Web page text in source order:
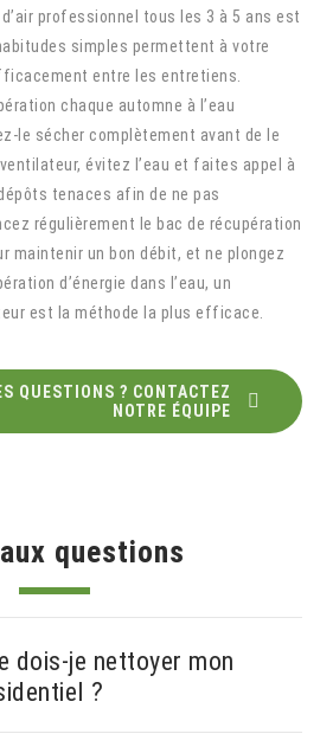
professionnel tous les 3 à 5 ans est
simples permettent à votre
entre les entretiens.
chaque automne à l’eau
le sécher complètement avant de le
évitez l’eau et faites appel à
tenaces afin de ne pas
régulièrement le bac de récupération
maintenir un bon débit, et ne plongez
d’énergie dans l’eau, un
est la méthode la plus efficace.
QUESTIONS ? CONTACTEZ
NOTRE ÉQUIPE
questions
dois-je nettoyer mon
?